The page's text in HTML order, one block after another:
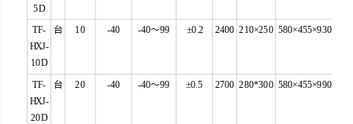
5D
TF-
HXJ-
10D
台 10 -40 -40～99 ±0.2 2400 210×250 580×455×930
TF-
HXJ-
20D
台 20 -40 -40～99 ±0.5 2700 280*300 580×455×990